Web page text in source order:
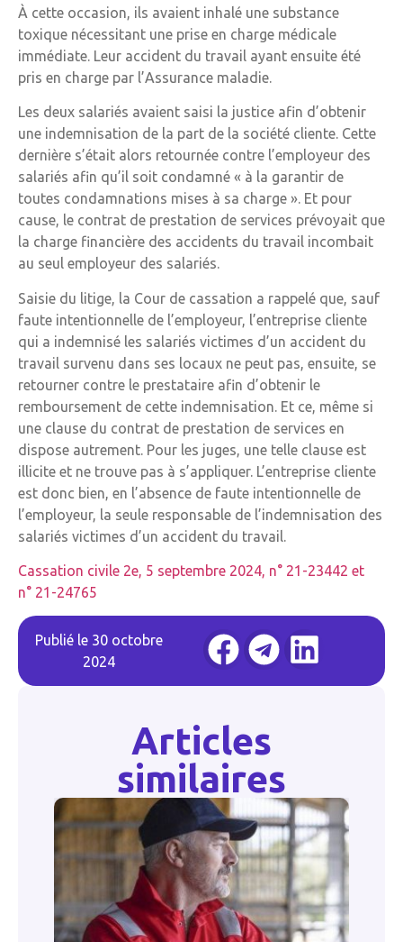
À cette occasion, ils avaient inhalé une substance
toxique nécessitant une prise en charge médicale
immédiate. Leur accident du travail ayant ensuite été
pris en charge par l’Assurance maladie.
Les deux salariés avaient saisi la justice afin d’obtenir
une indemnisation de la part de la société cliente. Cette
dernière s’était alors retournée contre l’employeur des
salariés afin qu’il soit condamné « à la garantir de
toutes condamnations mises à sa charge ». Et pour
cause, le contrat de prestation de services prévoyait que
la charge financière des accidents du travail incombait
au seul employeur des salariés.
Saisie du litige, la Cour de cassation a rappelé que, sauf
faute intentionnelle de l’employeur, l’entreprise cliente
qui a indemnisé les salariés victimes d’un accident du
travail survenu dans ses locaux ne peut pas, ensuite, se
retourner contre le prestataire afin d’obtenir le
remboursement de cette indemnisation. Et ce, même si
une clause du contrat de prestation de services en
dispose autrement. Pour les juges, une telle clause est
illicite et ne trouve pas à s’appliquer. L’entreprise cliente
est donc bien, en l’absence de faute intentionnelle de
l’employeur, la seule responsable de l’indemnisation des
salariés victimes d’un accident du travail.
Cassation civile 2e, 5 septembre 2024, n° 21-23442 et
n° 21-24765
Publié le 30 octobre
2024
Articles
similaires